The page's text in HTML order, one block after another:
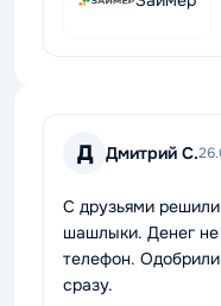
Д Дмитрий С.
С друзьями
шашлыки. Денег
телефон.
сразу.